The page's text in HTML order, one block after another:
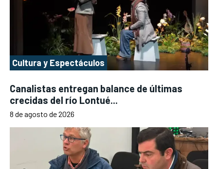
Cultura y Espectáculos
Canalistas entregan balance de últimas
crecidas del río Lontué...
8 de agosto de 2026